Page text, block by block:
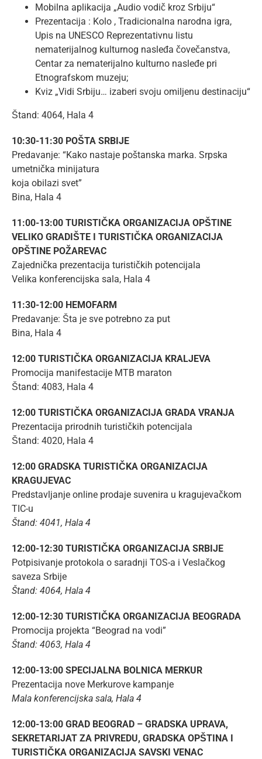
Mobilna aplikacija „Audio vodič kroz Srbiju“
Prezentacija : Kolo , Tradicionalna narodna igra,
Upis na UNESCO Reprezentativnu listu
nematerijalnog kulturnog nasleđa čovečanstva,
Centar za nematerijalno kulturno nasleđe pri
Etnografskom muzeju;
Kviz „Vidi Srbiju… izaberi svoju omiljenu destinaciju“
Štand: 4064, Hala 4
10:30-11:30 POŠTA SRBIJE
Predavanje: “Kako nastaje poštanska marka. Srpska
umetnička minijatura
koja obilazi svet”
Bina, Hala 4
11:00-13:00 TURISTIČKA ORGANIZACIJA OPŠTINE
VELIKO GRADIŠTE I TURISTIČKA ORGANIZACIJA
OPŠTINE POŽAREVAC
Zajednička prezentacija turističkih potencijala
Velika konferencijska sala, Hala 4
11:30-12:00 HEMOFARM
Predavanje: Šta je sve potrebno za put
Bina, Hala 4
12:00 TURISTIČKA ORGANIZACIJA KRALJEVA
Promocija manifestacije MTB maraton
Štand: 4083, Hala 4
12:00 TURISTIČKA ORGANIZACIJA GRADA VRANJA
Prezentacija prirodnih turističkih potencijala
Štand: 4020, Hala 4
12:00 GRADSKA TURISTIČKA ORGANIZACIJA
KRAGUJEVAC
Predstavljanje online prodaje suvenira u kragujevačkom
TIC-u
Štand: 4041, Hala 4
12:00-12:30 TURISTIČKA ORGANIZACIJA SRBIJE
Potpisivanje protokola o saradnji TOS-a i Veslačkog
saveza Srbije
Štand: 4064, Hala 4
12:00-12:30 TURISTIČKA ORGANIZACIJA BEOGRADA
Promocija projekta “Beograd na vodi”
Štand: 4063, Hala 4
12:00-13:00 SPECIJALNA BOLNICA MERKUR
Prezentacija nove Merkurove kampanje
Mala konferencijska sala, Hala 4
12:00-13:00 GRAD BEOGRAD – GRADSKA UPRAVA,
SEKRETARIJAT ZA PRIVREDU, GRADSKA OPŠTINA I
TURISTIČKA ORGANIZACIJA SAVSKI VENAC